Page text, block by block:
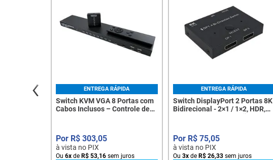
ENTREGA RÁPIDA
Switch KVM VGA 8 Portas com
Cabos Inclusos – Controle de
R$ 303,05
à vista no PIX
Ou 6x de R$ 53,16 sem juros
ENTREGA RÁPIDA
Switch DisplayPort 2 Portas 8K
Bidirecional - 2×1 / 1×2, HDR,
R$ 75,05
à vista no PIX
Ou 3xde R$ 26,33sem juros